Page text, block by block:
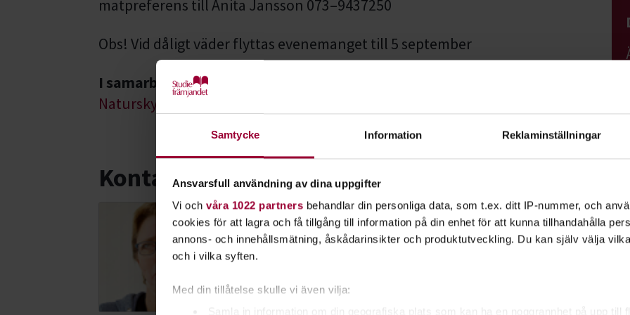
Samtycke Information Reklaminställningar
Ansvarsfull användning av dina uppgifter
Vi och våra 1022 partners behandlar din personliga data, som t.ex. ditt IP-nummer, och
cookies för att lagra och få tillgång till information på din enhet för att kunna tillhandahålla
annons- och innehållsmätning, åskådarinsikter och produktutveckling. Du kan själv välja
och i vilka syften.
Med din tillåtelse skulle vi även vilja:
matpreferens till Anita Jansson 073–9437250
Obs! Vid dåligt väder flyttas evenemanget till 5 september
I samarbete med
Naturskyddsföreningen Flen
Kontakt
Maria Lindquist
Folkbildningsutvecklare
0150-510 64